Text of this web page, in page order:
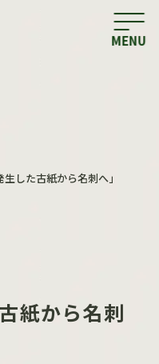
生した古紙から名刺へ」
紙から名刺